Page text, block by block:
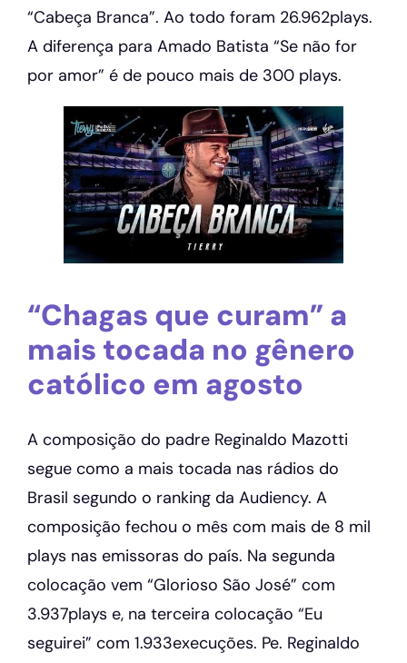
“Cabeça Branca”. Ao todo foram 26.962plays.
A diferença para Amado Batista “Se não for
por amor” é de pouco mais de 300 plays.
“Chagas que curam” a
mais tocada no gênero
católico em agosto
A composição do padre Reginaldo Mazotti
segue como a mais tocada nas rádios do
Brasil segundo o ranking da Audiency. A
composição fechou o mês com mais de 8 mil
plays nas emissoras do país. Na segunda
colocação vem “Glorioso São José” com
3.937plays e, na terceira colocação “Eu
seguirei” com 1.933execuções. Pe. Reginaldo